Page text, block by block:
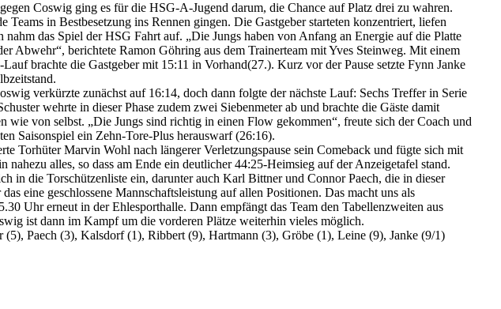
Coswig ging es für die HSG-A-Jugend darum, die Chance auf Platz drei zu wahren.
in Bestbesetzung ins Rennen gingen. Die Gastgeber starteten konzentriert, liefen
das Spiel der HSG Fahrt auf. „Die Jungs haben von Anfang an Energie auf die Platte
Abwehr“, berichtete Ramon Göhring aus dem Trainerteam mit Yves Steinweg. Mit einem
brachte die Gastgeber mit 15:11 in Vorhand(27.). Kurz vor der Pause setzte Fynn Janke
verkürzte zunächst auf 16:14, doch dann folgte der nächste Lauf: Sechs Treffer in Serie
wehrte in dieser Phase zudem zwei Siebenmeter ab und brachte die Gäste damit
wie von selbst. „Die Jungs sind richtig in einen Flow gekommen“, freute sich der Coach und
Saisonspiel ein Zehn-Tore-Plus herauswarf (26:16).
Torhüter Marvin Wohl nach längerer Verletzungspause sein Comeback und fügte sich mit
alles, so dass am Ende ein deutlicher 44:25-Heimsieg auf der Anzeigetafel stand.
in die Torschützenliste ein, darunter auch Karl Bittner und Connor Paech, die in dieser
eine geschlossene Mannschaftsleistung auf allen Positionen. Das macht uns als
Uhr erneut in der Ehlesporthalle. Dann empfängt das Team den Tabellenzweiten aus
ist dann im Kampf um die vorderen Plätze weiterhin vieles möglich.
Paech (3), Kalsdorf (1), Ribbert (9), Hartmann (3), Gröbe (1), Leine (9), Janke (9/1)